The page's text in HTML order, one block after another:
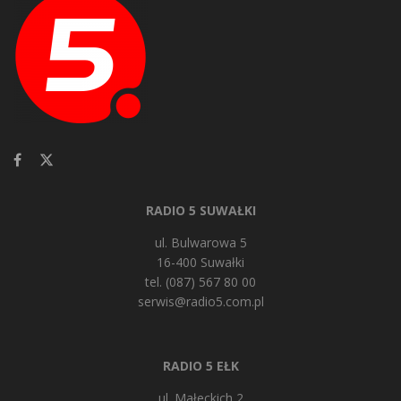
RADIO 5 SUWAŁKI
ul. Bulwarowa 5
16-400 Suwałki
tel. (087) 567 80 00
serwis@radio5.com.pl
RADIO 5 EŁK